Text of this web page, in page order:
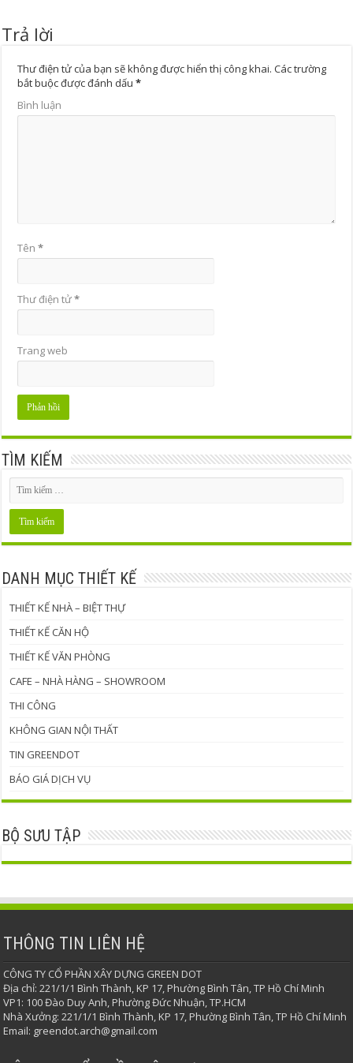
Trả lời
Thư điện tử của bạn sẽ không được hiển thị công khai. Các trường
bắt buộc được đánh dấu*
Bình luận
Tên*
Thư điện tử*
Trang web
TÌM KIẾM
DANH MỤC THIẾT KẾ
THIẾT KẾ NHÀ – BIỆT THỰ
THIẾT KẾ CĂN HỘ
THIẾT KẾ VĂN PHÒNG
CAFE – NHÀ HÀNG – SHOWROOM
THI CÔNG
KHÔNG GIAN NỘI THẤT
TIN GREENDOT
BÁO GIÁ DỊCH VỤ
BỘ SƯU TẬP
THÔNG TIN LIÊN HỆ
CÔNG TY CỔ PHẦN XÂY DỰNG GREEN DOT
Địa chỉ: 221/1/1 Bình Thành, KP 17, Phường Bình Tân, TP Hồ Chí Minh
VP1: 100 Đào Duy Anh, Phường Đức Nhuận, TP.HCM
Nhà Xưởng: 221/1/1 Bình Thành, KP 17, Phường Bình Tân, TP Hồ Chí Minh
Email: greendot.arch@gmail.com